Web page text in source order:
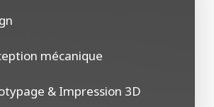
mécanique
& Impression 3D